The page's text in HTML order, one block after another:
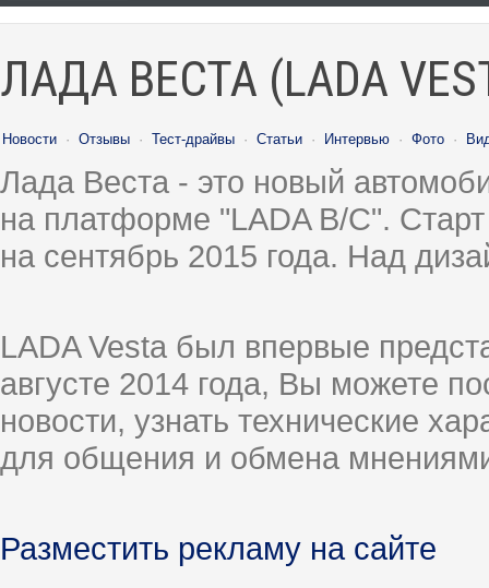
ЛАДА ВЕСТА (LADA
Новости · Отзывы · Тест-драйвы · Статьи · Интервью · Фото ·
Лада Веста - это новый
на платформе "LADA B/C".
на сентябрь 2015 года. Над
LADA Vesta был впервые
августе 2014 года, Вы можете
новости, узнать технические
для общения и обмена
Разместить рекламу на сайте